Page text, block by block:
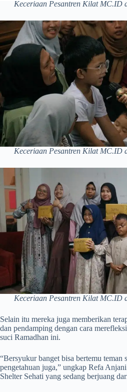
Keceriaan Pesantren Kilat MC.ID
Keceriaan Pesantren Kilat MC.ID
Keceriaan Pesantren Kilat MC.ID
Selain itu mereka juga memberikan
dan pendamping dengan cara
suci Ramadhan ini.
“Bersyukur banget bisa bertemu teman
pengetahuan juga,” ungkap Refa
Shelter Sehati yang sedang berjuang